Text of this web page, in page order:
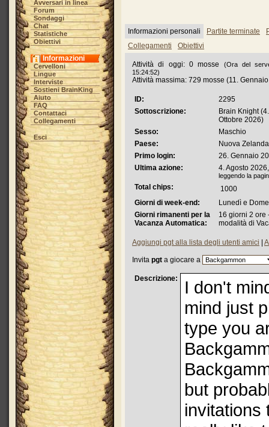
Avversari in linea
Forum
Sondaggi
Chat
Statistiche
Obiettivi
Informazioni
Cervelloni
Lingue
Interviste
Sostieni BrainKing
Aiuto
FAQ
Contattaci
Collegamenti
Esci
Informazioni personali Partite terminate
Collegamenti
Obiettivi
Attività di oggi: 0 mosse
(Ora del
15:24:52)
Attività massima: 729 mosse (11.
ID:
2295
Sottoscrizione:
Brain Knight
Ottobre 2026)
Sesso:
Maschio
Paese:
Nuova Zelanda
Primo login:
26. Gennaio
Ultima azione:
4. Agosto
leggendo la
Total chips:
1000
Giorni di week-end:
Lunedì e
Giorni rimanenti per la
Vacanza Automatica:
16 giorni 2 ore
modalità di
Aggiungi pgt alla lista degli utenti amici
Invita pgt a giocare a
Descrizione:
I don't
mind just
type you
but
invitations